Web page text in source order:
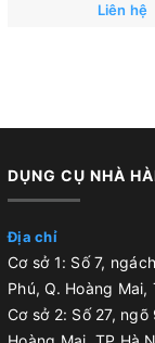
Liên hệ
DỤNG CỤ NHÀ
Địa chỉ
Cơ sở 1: Số 7,
Phú, Q. Hoàng Mai,
Cơ sở 2: Số 27,